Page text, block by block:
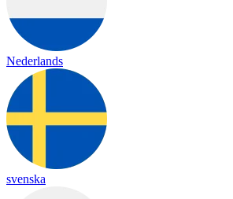
Nederlands
svenska